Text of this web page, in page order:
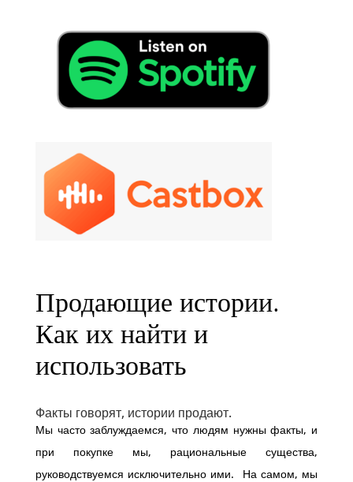
Продающие истории.
Как их найти и
использовать
Факты говорят, истории продают.
Мы часто заблуждаемся, что людям нужны факты, и
при покупке мы, рациональные существа,
руководствуемся исключительно ими. На самом, мы